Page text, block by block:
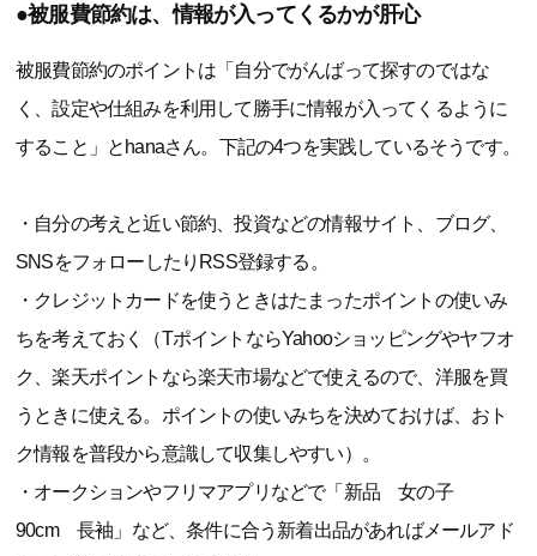
●被服費節約は、情報が入ってくるかが肝心
被服費節約のポイントは「自分でがんばって探すのではな
く、設定や仕組みを利用して勝手に情報が入ってくるように
すること」とhanaさん。下記の4つを実践しているそうです。
・自分の考えと近い節約、投資などの情報サイト、ブログ、
SNSをフォローしたりRSS登録する。
・クレジットカードを使うときはたまったポイントの使いみ
ちを考えておく（TポイントならYahooショッピングやヤフオ
ク、楽天ポイントなら楽天市場などで使えるので、洋服を買
うときに使える。ポイントの使いみちを決めておけば、おト
ク情報を普段から意識して収集しやすい）。
・オークションやフリマアプリなどで「新品 女の子
90cm 長袖」など、条件に合う新着出品があればメールアド